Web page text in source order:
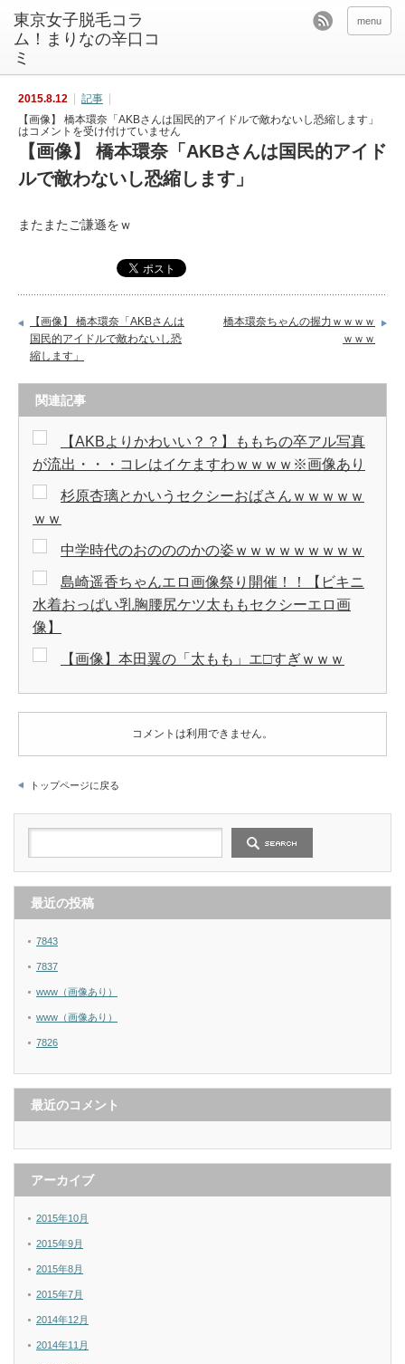
東京女子脱毛コラ
ム！まりなの辛口コ
ミ
menu
2015.8.12
記事
【画像】 橋本環奈「AKBさんは国民的アイドルで敵わないし恐縮します」
はコメントを受け付けていません
【画像】 橋本環奈「AKBさんは国民的アイド
ルで敵わないし恐縮します」
またまたご謙遜をｗ
【画像】 橋本環奈「AKBさんは
国民的アイドルで敵わないし恐
縮します」
橋本環奈ちゃんの握力ｗｗｗｗ
ｗｗｗ
関連記事
【AKBよりかわいい？？】ももちの卒アル写真
が流出・・・コレはイケますわｗｗｗｗ※画像あり
杉原杏璃とかいうセクシーおばさんｗｗｗｗｗ
ｗｗ
中学時代のおのののかの姿ｗｗｗｗｗｗｗｗｗ
島崎遥香ちゃんエロ画像祭り開催！！【ビキニ
水着おっぱい乳胸腰尻ケツ太ももセクシーエロ画
像】
【画像】本田翼の「太もも」エ□すぎｗｗｗ
コメントは利用できません。
トップページに戻る
最近の投稿
7843
7837
www（画像あり）
www（画像あり）
7826
最近のコメント
アーカイブ
2015年10月
2015年9月
2015年8月
2015年7月
2014年12月
2014年11月